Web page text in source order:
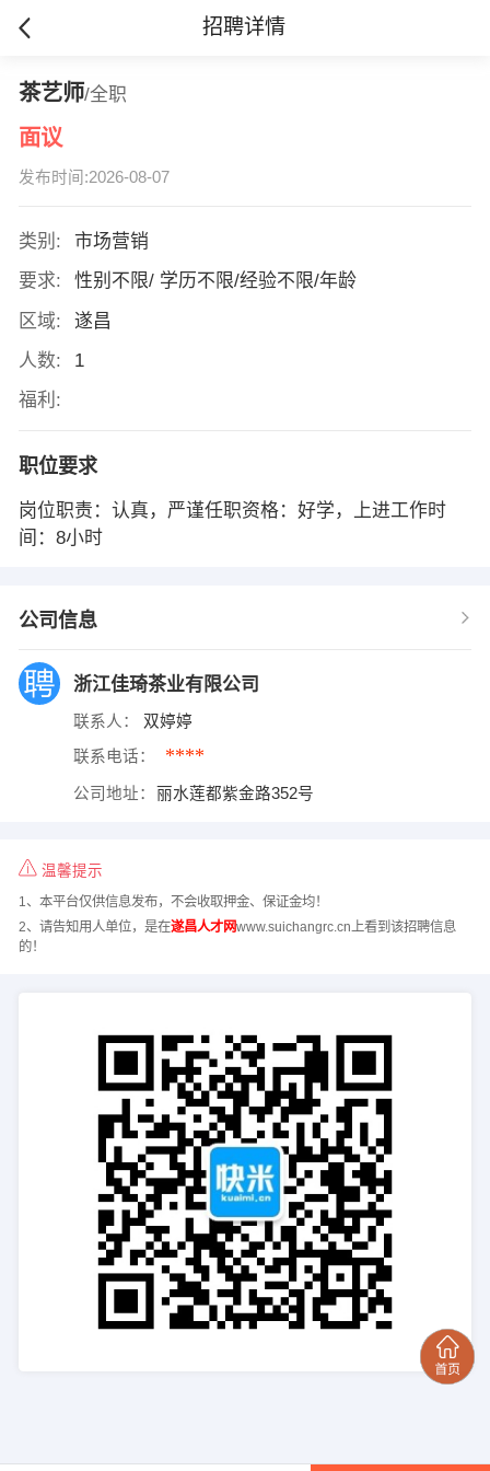
招聘详情
茶艺师/全职
面议
发布时间:2026-08-07
类别:
市场营销
要求:
性别不限/ 学历不限/经验不限/年龄
区域:
遂昌
人数:
1
福利:
职位要求
岗位职责：认真，严谨任职资格：好学，上进工作时
间：8小时
公司信息
浙江佳琦茶业有限公司
联系人： 双婷婷
联系电话： ****
公司地址： 丽水莲都紫金路352号
温馨提示
1、本平台仅供信息发布，不会收取押金、保证金均！
2、请告知用人单位，是在遂昌人才网www.suichangrc.cn上看到该招聘信息
的！